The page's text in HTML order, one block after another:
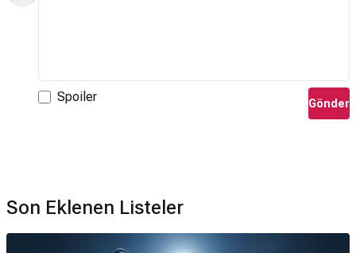
Spoiler Gönder
Son Eklenen Listeler